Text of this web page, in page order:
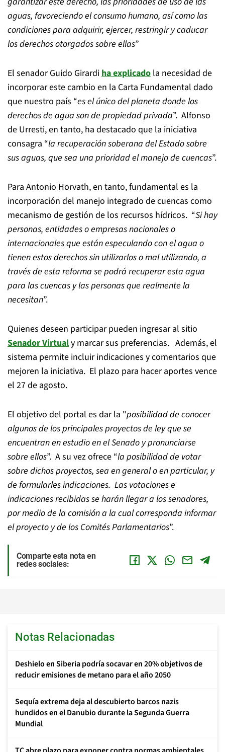
aguas, favoreciendo el consumo humano, así como las
condiciones para adquirir, ejercer, restringir y caducar
los derechos otorgados sobre ellas”
El senador Guido Girardiha explicado la necesidad de
incorporar este cambio en la Carta Fundamental dado
que nuestro país “es el único del planeta donde los
derechos de agua son de propiedad privada”. Alfonso
de Urresti, en tanto, ha destacado que la iniciativa
consagra “la recuperación soberana del Estado sobre
sus aguas, que sea una prioridad el manejo de cuencas”.
Para Antonio Horvath, en tanto, fundamental es la
incorporación del manejo integrado de cuencas como
mecanismo de gestión de los recursos hídricos. “Si hay
personas, entidades o empresas nacionales o
internacionales que están especulando con el agua o
tienen estos derechos sin utilizarlos o mal utilizando, a
través de esta reforma se podrá recuperar esta agua
para las cuencas y las personas que realmente la
necesitan”.
Quienes deseen participar pueden ingresar al sitio
Senador Virtualy marcar sus preferencias. Además, el
sistema permite incluir indicaciones y comentarios que
mejoren la iniciativa. El plazo para hacer aportes vence
el 27 de agosto.
El objetivo del portal es dar la "posibilidad de conocer
algunos de los principales proyectos de ley que se
encuentran en estudio en el Senado y pronunciarse
sobre ellos”. A su vez ofrece “la posibilidad de votar
sobre dichos proyectos, sea en general o en particular, y
de formularles indicaciones. Las votaciones e
indicaciones recibidas se harán llegar a los senadores,
por medio de la comisión a la cual corresponda informar
el proyecto y de los Comités Parlamentarios”.
Comparte esta nota en
redes sociales:
Notas Relacionadas
Deshielo en Siberia podría socavar en 20% objetivos de
reducir emisiones de metano para el año 2050
Sequía extrema deja al descubierto barcos nazis
hundidos en el Danubio durante la Segunda Guerra
Mundial